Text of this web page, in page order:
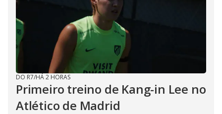
DO R7/HÁ 2 HORAS
Primeiro treino de Kang-in Lee no
Atlético de Madrid